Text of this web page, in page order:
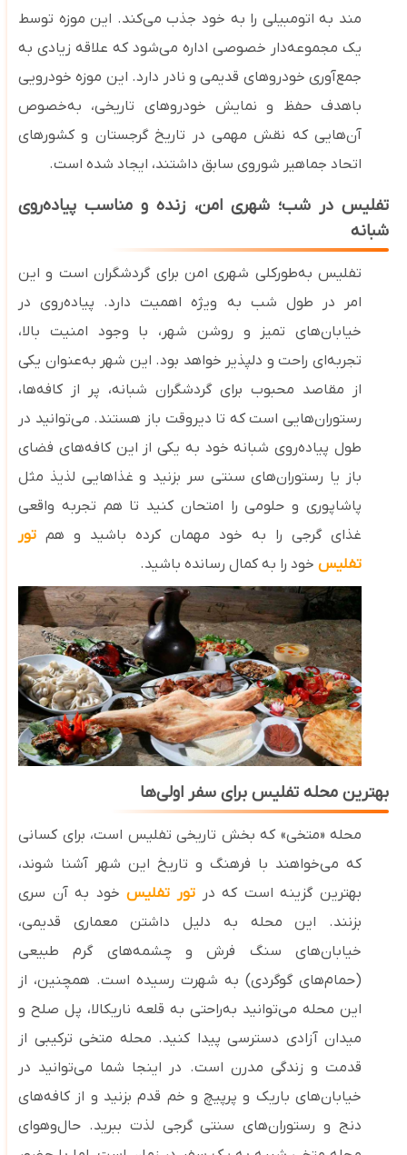
مند به اتومبیلی را به خود جذب می‌کند.این موزه توسط
یک مجموعه‌دار خصوصی اداره می‌شود که علاقه‌ زیادی به
جمع‌آوری خودروهای قدیمی و نادر دارد. این موزه خودرویی
باهدف حفظ و نمایش خودروهای تاریخی، به‌خصوص
آن‌هایی که نقش مهمی در تاریخ گرجستان و کشورهای
اتحاد جماهیر شوروی سابق داشتند، ایجاد شده است.
تفلیس در شب؛ شهری امن، زنده و مناسب پیاده‌روی
شبانه
تفلیس به‌طورکلی شهری امن برای گردشگران است و این
امر در طول شب به ‌ویژه اهمیت دارد. پیاده‌روی در
خیابان‌های تمیز و روشن شهر، با وجود امنیت بالا،
تجربه‌ای راحت و دلپذیر خواهد بود. این شهر به‌عنوان یکی
از مقاصد محبوب برای گردشگران شبانه، پر از کافه‌ها،
رستوران‌هایی است که تا دیروقت باز هستند. می‌توانید در
طول پیاده‌روی شبانه خود به یکی از این کافه‌های فضای
باز یا رستوران‌های سنتی سر بزنید و غذاهایی لذیذ مثل
پاشاپوری و حلومی را امتحان کنید تا هم تجربه واقعی
غذای گرجی را به خود مهمان کرده باشید و هم
تور
تفلیس خود را به کمال رسانده باشید.
بهترین محله تفلیس برای سفر اولی‌ها
محله «متخی» که بخش تاریخی تفلیس است، برای کسانی
که می‌خواهند با فرهنگ و تاریخ این شهر آشنا شوند،
بهترین گزینه است که در تور تفلیس خود به آن سری
بزنند. این محله به دلیل داشتن معماری قدیمی،
خیابان‌های سنگ‌ فرش و چشمه‌های گرم طبیعی
(حمام‌های گوگردی) به شهرت رسیده است. همچنین، از
این محله می‌توانید به‌راحتی به قلعه ناریکالا، پل صلح و
میدان آزادی دسترسی پیدا کنید. محله متخی ترکیبی از
قدمت و زندگی مدرن است. در اینجا شما می‌توانید در
خیابان‌های باریک و پرپیچ‌ و خم قدم بزنید و از کافه‌های
دنج و رستوران‌های سنتی گرجی لذت ببرید. حال‌وهوای